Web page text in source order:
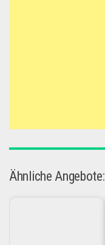
Ähnliche Angebote: